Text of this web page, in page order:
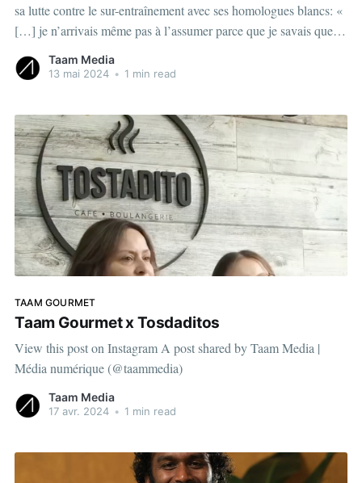
sa lutte contre le sur-entraînement avec ses homologues blancs: «
[…] je n’arrivais même pas à l’assumer parce que je savais que
View this post on
Taam Media
13 mai 2024 • 1 min read
TAAM GOURMET
Taam Gourmet x Tosdaditos
View this post on Instagram A post shared by Taam Media |
Média numérique (@taammedia)
Taam Media
17 avr. 2024 • 1 min read